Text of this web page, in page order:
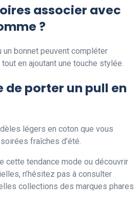
associer avec
?
un bonnet peuvent compléter
en ajoutant une touche stylée.
de porter un pull en
légers en coton que vous
fraîches d’été.
cette tendance mode ou découvrir
n’hésitez pas à consulter
collections des marques phares